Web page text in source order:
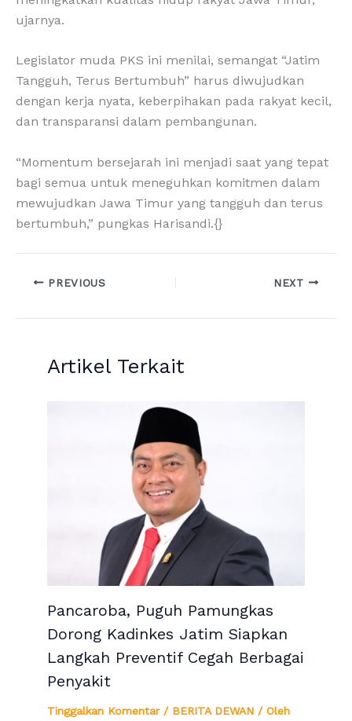
ujarnya.
Legislator muda PKS ini menilai, semangat “Jatim
Tangguh, Terus Bertumbuh” harus diwujudkan
dengan kerja nyata, keberpihakan pada rakyat kecil,
dan transparansi dalam pembangunan.
“Momentum bersejarah ini menjadi saat yang tepat
bagi semua untuk meneguhkan komitmen dalam
mewujudkan Jawa Timur yang tangguh dan terus
bertumbuh,” pungkas Harisandi.{}
PREVIOUS NEXT
Artikel Terkait
Pancaroba, Puguh Pamungkas
Dorong Kadinkes Jatim Siapkan
Langkah Preventif Cegah Berbagai
Penyakit
Tinggalkan Komentar / BERITA DEWAN / Oleh